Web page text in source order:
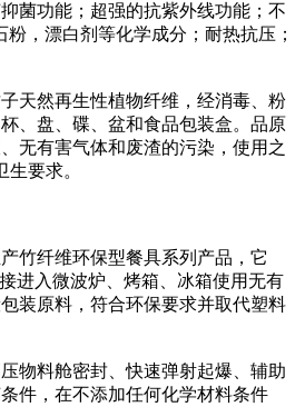
菌功能；超强的抗紫外线功能；不
，漂白剂等化学成分；耐热抗压；
天然再生性植物纤维，经消毒、粉
、盘、碟、盆和食品包装盒。品原
无有害气体和废渣的污染，使用之
要求。
竹纤维环保型餐具系列产品，它
进入微波炉、烤箱、冰箱使用无有
装原料，符合环保要求并取代塑料
物料舱密封、快速弹射起爆、辅助
件，在不添加任何化学材料条件